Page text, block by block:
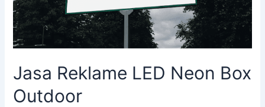
Jasa Reklame LED Neon Box
Outdoor